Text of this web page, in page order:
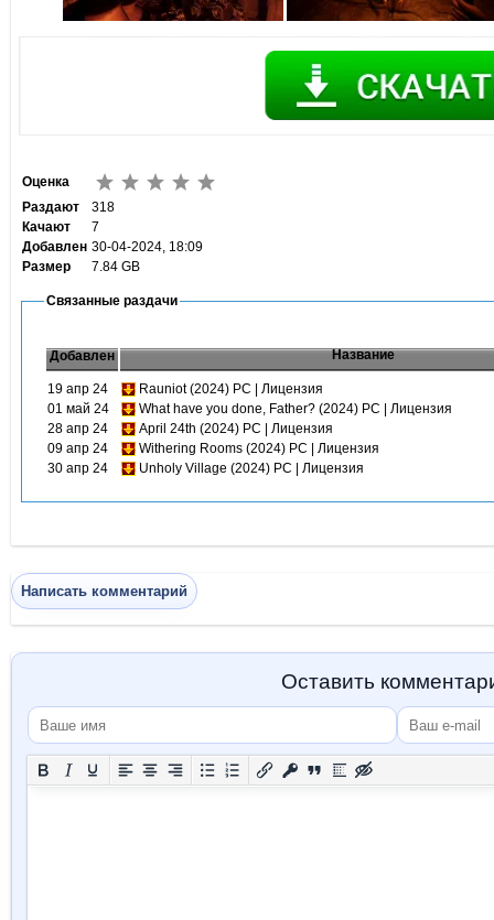
Оценка
Раздают
318
Качают
7
Добавлен 30-04-2024, 18:09
Размер
7.84 GB
Связанные раздачи
Добавлен Название
19 апр 24
Rauniot (2024) PC | Лицензия
01 май 24
What have you done, Father? (2024) PC | Лицензия
28 апр 24
April 24th (2024) PC | Лицензия
09 апр 24
Withering Rooms (2024) PC | Лицензия
30 апр 24
Unholy Village (2024) PC | Лицензия
Написать комментарий
Оставить